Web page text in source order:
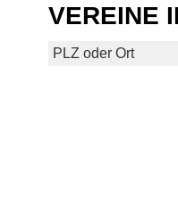
VEREINE